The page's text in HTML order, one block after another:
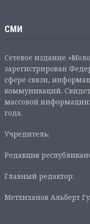
СМИ
Сетевое издание
зарегистрирован
сфере связи,
коммуникаций.
массовой
года.
Учредитель:
Редакция
Главный редактор:
Метхиханов Альберт